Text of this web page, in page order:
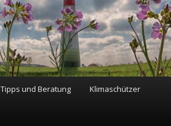
Tipps und Beratung Klimaschützer